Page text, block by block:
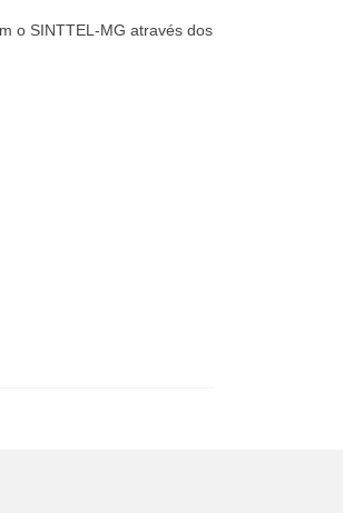
o SINTTEL-MG através dos